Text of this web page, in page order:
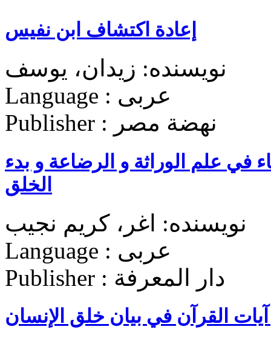
إعادة اکتشاف ابن نفیس
نویسنده: زیدان، یوسف
Language : عربی
Publisher : نهضة مصر
في علم الوراثة و الرضاعة و بدء
الخلق
نویسنده: اغر، کریم نجیب
Language : عربی
Publisher : دار المعرفة
القرآن في بيان خلق الإنسان